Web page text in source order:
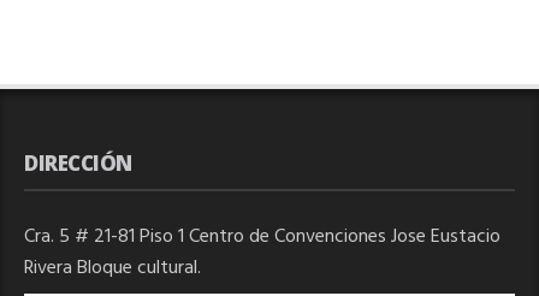
DIRECCIÓN
Cra. 5 # 21-81 Piso 1 Centro de Convenciones Jose Eustacio
Rivera Bloque cultural.